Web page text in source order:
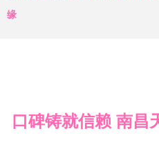
缘
口碑铸就信赖 南昌